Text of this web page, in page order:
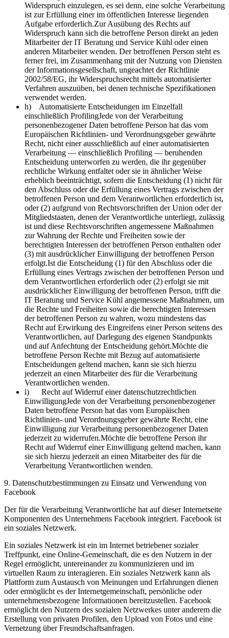
Widerspruch einzulegen, es sei denn, eine solche Verarbeitung
ist zur Erfüllung einer im öffentlichen Interesse liegenden
Aufgabe erforderlich.Zur Ausübung des Rechts auf
Widerspruch kann sich die betroffene Person direkt an jeden
Mitarbeiter der IT Beratung und Service Kühl oder einen
anderen Mitarbeiter wenden. Der betroffenen Person steht es
ferner frei, im Zusammenhang mit der Nutzung von Diensten
der Informationsgesellschaft, ungeachtet der Richtlinie
2002/58/EG, ihr Widerspruchsrecht mittels automatisierter
Verfahren auszuüben, bei denen technische Spezifikationen
verwendet werden.
h) Automatisierte Entscheidungen im Einzelfall
einschließlich ProfilingJede von der Verarbeitung
personenbezogener Daten betroffene Person hat das vom
Europäischen Richtlinien- und Verordnungsgeber gewährte
Recht, nicht einer ausschließlich auf einer automatisierten
Verarbeitung — einschließlich Profiling — beruhenden
Entscheidung unterworfen zu werden, die ihr gegenüber
rechtliche Wirkung entfaltet oder sie in ähnlicher Weise
erheblich beeinträchtigt, sofern die Entscheidung (1) nicht für
den Abschluss oder die Erfüllung eines Vertrags zwischen der
betroffenen Person und dem Verantwortlichen erforderlich ist,
oder (2) aufgrund von Rechtsvorschriften der Union oder der
Mitgliedstaaten, denen der Verantwortliche unterliegt, zulässig
ist und diese Rechtsvorschriften angemessene Maßnahmen
zur Wahrung der Rechte und Freiheiten sowie der
berechtigten Interessen der betroffenen Person enthalten oder
(3) mit ausdrücklicher Einwilligung der betroffenen Person
erfolgt.Ist die Entscheidung (1) für den Abschluss oder die
Erfüllung eines Vertrags zwischen der betroffenen Person und
dem Verantwortlichen erforderlich oder (2) erfolgt sie mit
ausdrücklicher Einwilligung der betroffenen Person, trifft die
IT Beratung und Service Kühl angemessene Maßnahmen, um
die Rechte und Freiheiten sowie die berechtigten Interessen
der betroffenen Person zu wahren, wozu mindestens das
Recht auf Erwirkung des Eingreifens einer Person seitens des
Verantwortlichen, auf Darlegung des eigenen Standpunkts
und auf Anfechtung der Entscheidung gehört.Möchte die
betroffene Person Rechte mit Bezug auf automatisierte
Entscheidungen geltend machen, kann sie sich hierzu
jederzeit an einen Mitarbeiter des für die Verarbeitung
Verantwortlichen wenden.
i) Recht auf Widerruf einer datenschutzrechtlichen
EinwilligungJede von der Verarbeitung personenbezogener
Daten betroffene Person hat das vom Europäischen
Richtlinien- und Verordnungsgeber gewährte Recht, eine
Einwilligung zur Verarbeitung personenbezogener Daten
jederzeit zu widerrufen.Möchte die betroffene Person ihr
Recht auf Widerruf einer Einwilligung geltend machen, kann
sie sich hierzu jederzeit an einen Mitarbeiter des für die
Verarbeitung Verantwortlichen wenden.
9. Datenschutzbestimmungen zu Einsatz und Verwendung von
Facebook
Der für die Verarbeitung Verantwortliche hat auf dieser Internetseite
Komponenten des Unternehmens Facebook integriert. Facebook ist
ein soziales Netzwerk.
Ein soziales Netzwerk ist ein im Internet betriebener sozialer
Treffpunkt, eine Online-Gemeinschaft, die es den Nutzern in der
Regel ermöglicht, untereinander zu kommunizieren und im
virtuellen Raum zu interagieren. Ein soziales Netzwerk kann als
Plattform zum Austausch von Meinungen und Erfahrungen dienen
oder ermöglicht es der Internetgemeinschaft, persönliche oder
unternehmensbezogene Informationen bereitzustellen. Facebook
ermöglicht den Nutzern des sozialen Netzwerkes unter anderem die
Erstellung von privaten Profilen, den Upload von Fotos und eine
Vernetzung über Freundschaftsanfragen.